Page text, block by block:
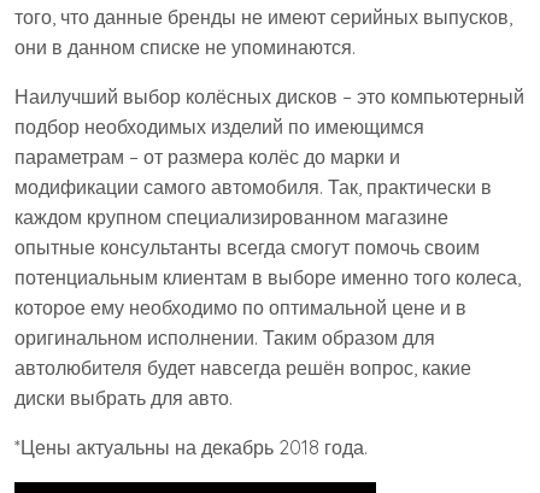
того, что данные бренды не имеют серийных выпусков,
они в данном списке не упоминаются.
Наилучший выбор колёсных дисков – это компьютерный
подбор необходимых изделий по имеющимся
параметрам – от размера колёс до марки и
модификации самого автомобиля. Так, практически в
каждом крупном специализированном магазине
опытные консультанты всегда смогут помочь своим
потенциальным клиентам в выборе именно того колеса,
которое ему необходимо по оптимальной цене и в
оригинальном исполнении. Таким образом для
автолюбителя будет навсегда решён вопрос, какие
диски выбрать для авто.
*Цены актуальны на декабрь 2018 года.